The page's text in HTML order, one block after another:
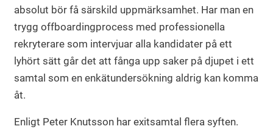
absolut bör få särskild uppmärksamhet. Har man en
trygg offboardingprocess med professionella
rekryterare som intervjuar alla kandidater på ett
lyhört sätt går det att fånga upp saker på djupet i ett
samtal som en enkätundersökning aldrig kan komma
åt.
Enligt Peter Knutsson har exitsamtal flera syften.